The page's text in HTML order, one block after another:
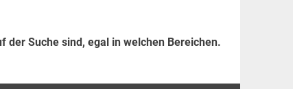
Suche sind, egal in welchen Bereichen.